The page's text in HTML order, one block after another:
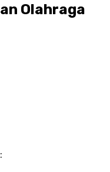
Olahraga